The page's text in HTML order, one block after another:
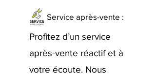
Service après-vente :
Profitez d’un service
après-vente réactif et à
votre écoute. Nous